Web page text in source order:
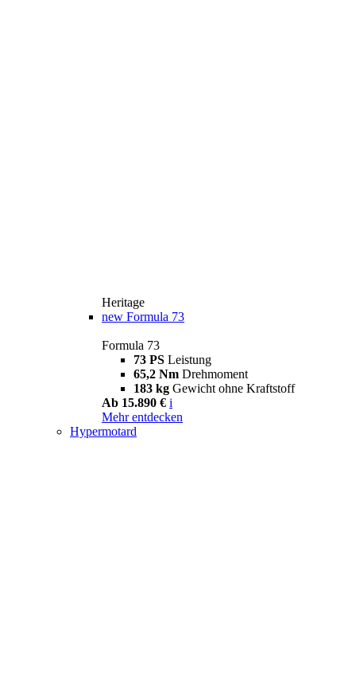
Heritage
new Formula 73
Formula 73
73 PS Leistung
65,2 Nm Drehmoment
183 kg Gewicht ohne Kraftstoff
Ab 15.890 € i
Mehr entdecken
Hypermotard